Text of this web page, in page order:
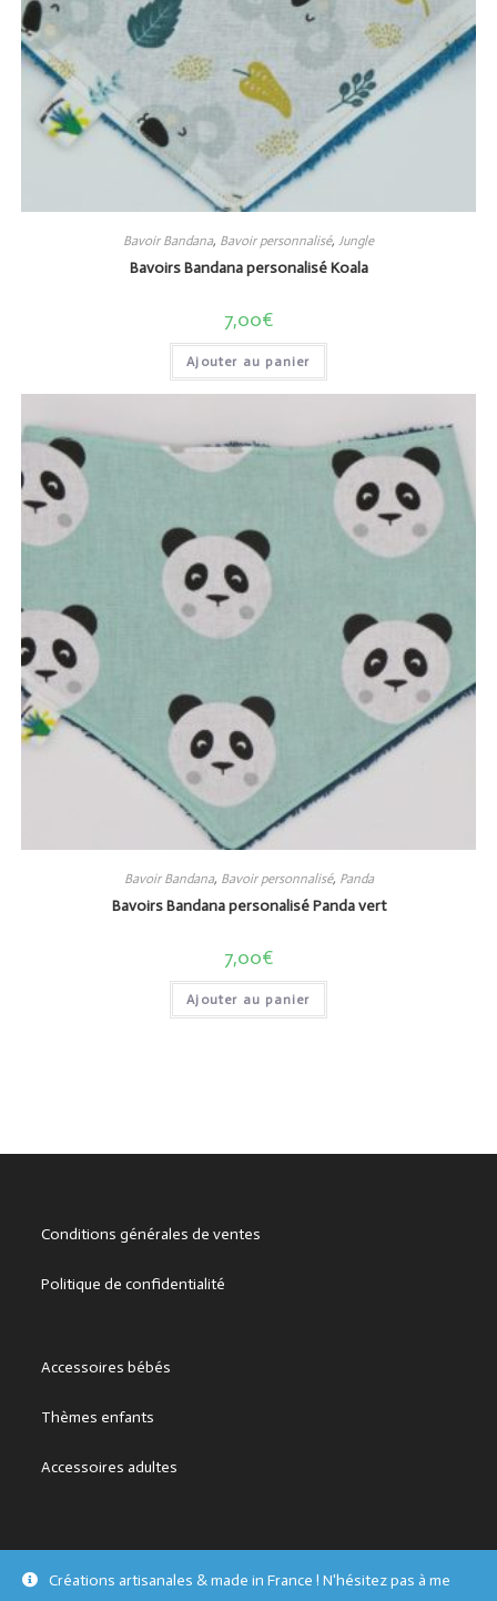
Bavoir Bandana, Bavoir personnalisé, Jungle
Bavoirs Bandana personalisé Koala
7,00€
Ajouter au panier
Bavoir Bandana, Bavoir personnalisé, Panda
Bavoirs Bandana personalisé Panda vert
7,00€
Ajouter au panier
Conditions générales de ventes
Politique de confidentialité
Accessoires bébés
Thèmes enfants
Accessoires adultes
Créations artisanales & made in France ! N'hésitez pas à me